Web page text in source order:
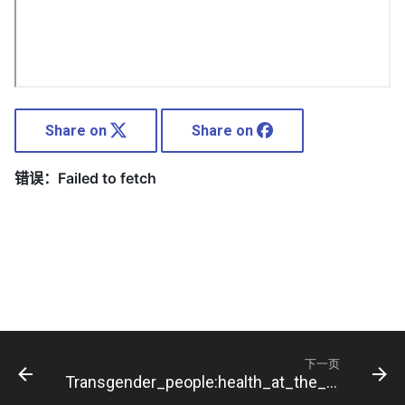
Share on Share on
下一页
Transgender_people:health_at_the_margins_of_society-_Winter_et_al-2016